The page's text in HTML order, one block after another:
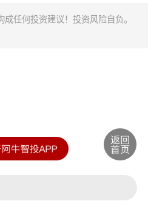
任何投资建议！投资风险自负。